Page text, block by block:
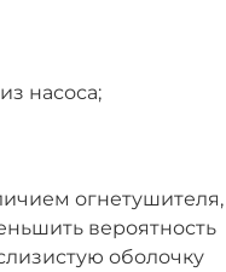
насоса;
огнетушителя,
вероятность
оболочку